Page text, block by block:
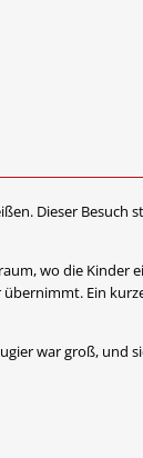
Dieser Besuch
wo die Kinder
Ein
war groß, und